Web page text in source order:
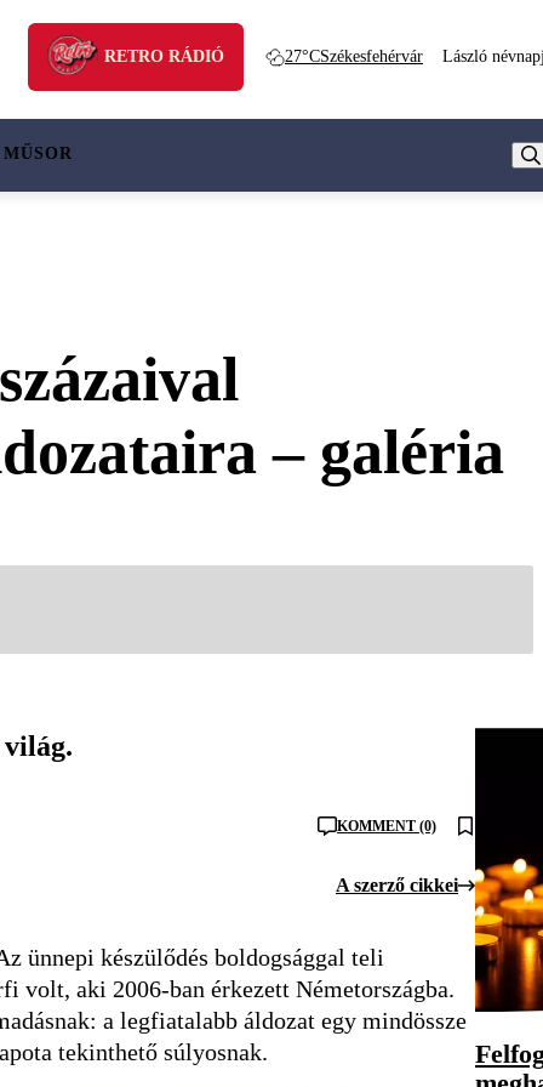
RETRO RÁDIÓ 27°CSzékesfehérvár László
– galéria
KOMMENT (0)
A szerző cikkei
ünnepi készülődés boldogsággal teli
volt, aki 2006-ban érkezett Németországba.
a legfiatalabb áldozat egy mindössze
tekinthető súlyosnak.